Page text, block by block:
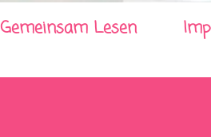
Gemeinsam Lesen